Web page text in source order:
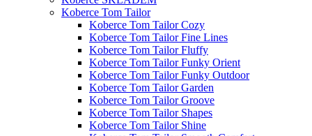
Koberce Tom Tailor
Koberce Tom Tailor Cozy
Koberce Tom Tailor Fine Lines
Koberce Tom Tailor Fluffy
Koberce Tom Tailor Funky Orient
Koberce Tom Tailor Funky Outdoor
Koberce Tom Tailor Garden
Koberce Tom Tailor Groove
Koberce Tom Tailor Shapes
Koberce Tom Tailor Shine